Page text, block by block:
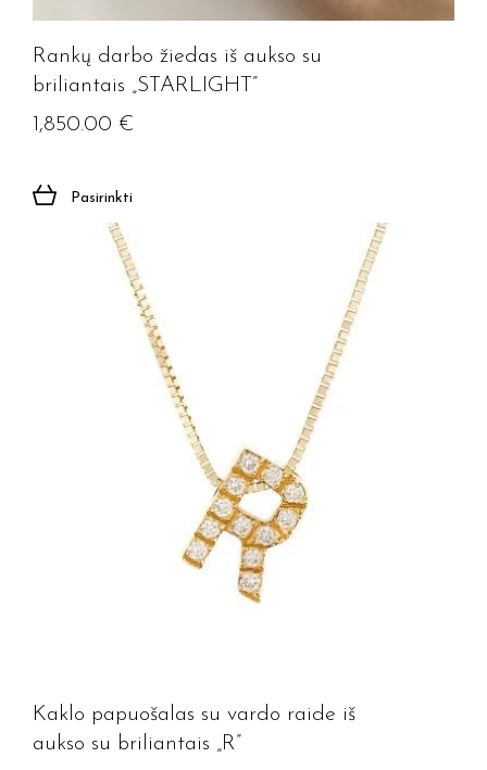
Rankų darbo žiedas iš aukso su
briliantais „STARLIGHT”
1,850.00 €
Pasirinkti
Kaklo papuošalas su vardo raide iš
aukso su briliantais „R”